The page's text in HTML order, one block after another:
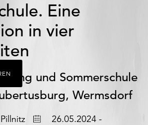
Eine
in vier
und Sommerschule
Wermsdorf
Datum26.05.2024 -